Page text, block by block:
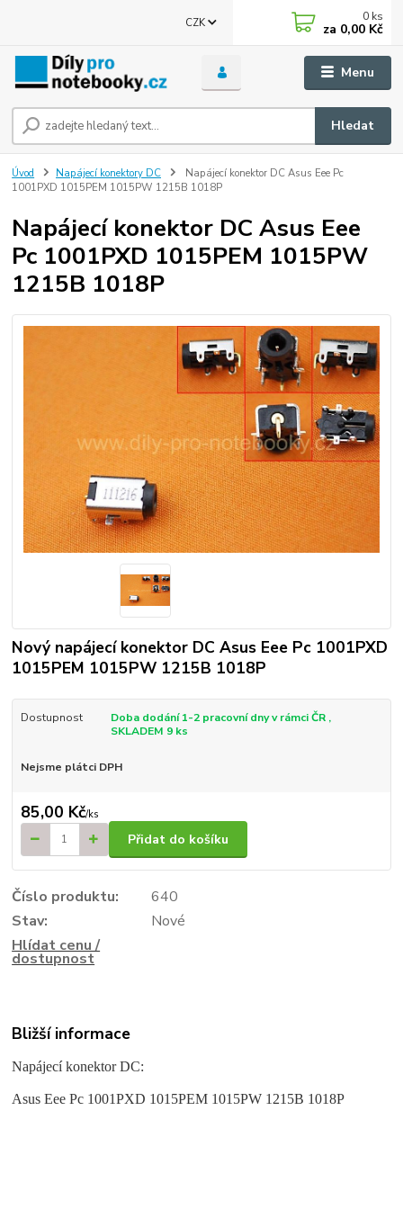
Menu
CZK
Hledat
0 ks
za 0,00 Kč
Úvod Napájecí konektory DC
Napájecí konektor DC Asus Eee Pc
1001PXD 1015PEM 1015PW 1215B 1018P
Napájecí konektor DC Asus Eee
Pc 1001PXD 1015PEM 1015PW
1215B 1018P
Nový napájecí konektor DC Asus Eee Pc 1001PXD
1015PEM 1015PW 1215B 1018P
Dostupnost
Doba dodání 1-2 pracovní dny v rámci ČR ,
SKLADEM 9 ks
Nejsme plátci DPH
85,00 Kč/ks
Přidat do košíku
Číslo produktu:
640
Stav:
Nové
Hlídat cenu /
dostupnost
Bližší informace
Napájecí konektor DC:
Asus Eee Pc 1001PXD 1015PEM 1015PW 1215B 1018P